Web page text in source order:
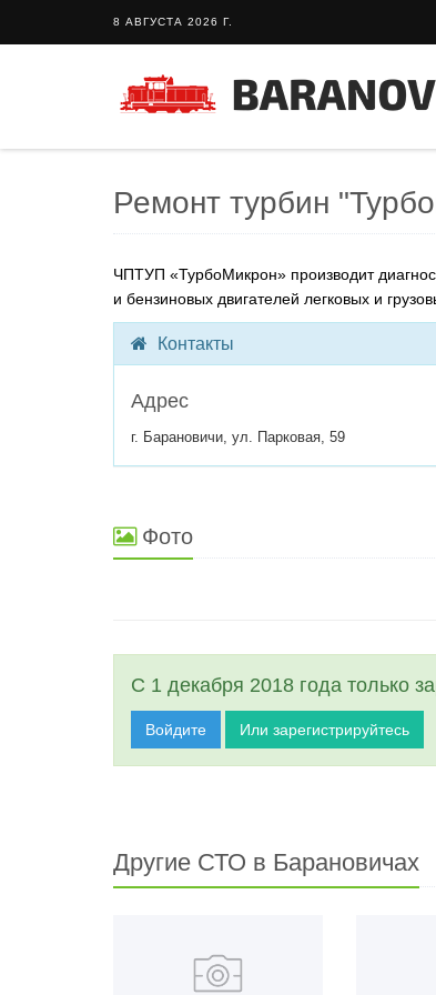
8 АВГУСТА 2026 Г.
Ремонт турбин
ЧПТУП «ТурбоМикрон» производит
и бензиновых двигателей легковых и
Контакты
Адрес
г. Барановичи, ул. Парковая, 59
Фото
С 1 декабря 2018 года только
Войдите Или зарегистрируйтесь
Другие СТО в Барановичах